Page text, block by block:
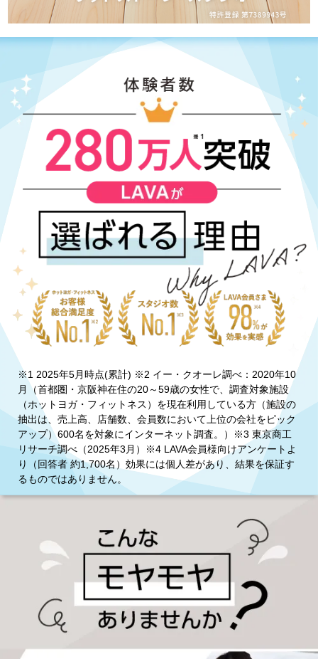
※1 2025年5月時点(累計) ※2 イー・クオーレ調べ：2020年10
月（首都圏・京阪神在住の20～59歳の女性で、調査対象施設
（ホットヨガ・フィットネス）を現在利用している方（施設の
抽出は、売上高、店舗数、会員数において上位の会社をピック
アップ）600名を対象にインターネット調査。）※3 東京商工
リサーチ調べ（2025年3月）※4 LAVA会員様向けアンケートよ
り（回答者 約1,700名）効果には個人差があり、結果を保証す
るものではありません。